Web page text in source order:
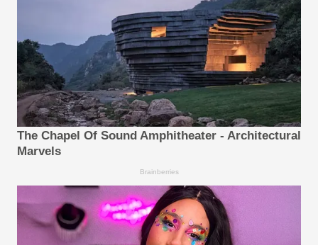
The Chapel Of Sound Amphitheater - Architectural
Marvels
Brainberries